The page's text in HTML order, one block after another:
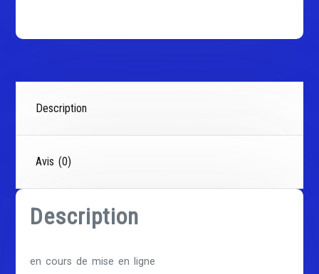
Description
Avis (0)
Description
en cours de mise en ligne